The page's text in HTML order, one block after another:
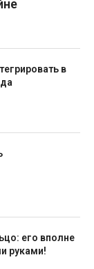
в
его вполне
руками!